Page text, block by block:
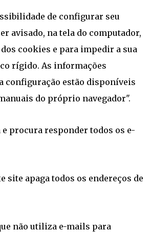
de configurar seu
avisado, na tela do computador,
cookies e para impedir a sua
rígido. As informações
configuração estão disponíveis
do próprio navegador".
procura responder todos os e-
site apaga todos os endereços de
não utiliza e-mails para